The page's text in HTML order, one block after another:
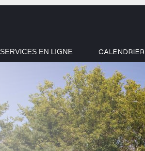
SERVICES EN LIGNE CALENDRIER